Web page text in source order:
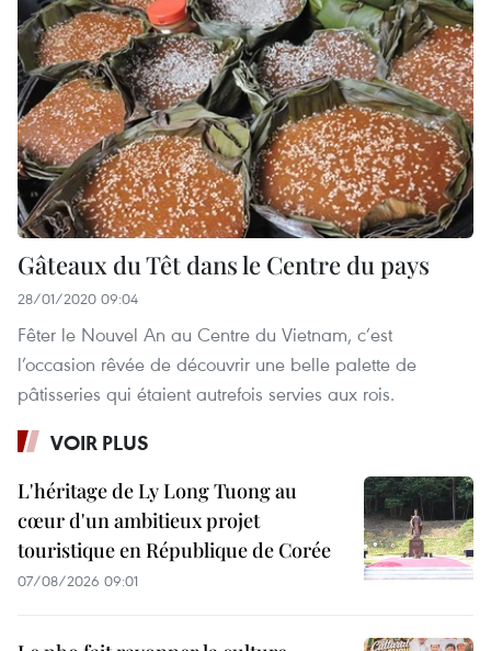
Gâteaux du Têt dans le Centre du pays
28/01/2020 09:04
Fêter le Nouvel An au Centre du Vietnam, c’est
l’occasion rêvée de découvrir une belle palette de
pâtisseries qui étaient autrefois servies aux rois.
VOIR PLUS
L'héritage de Ly Long Tuong au
cœur d'un ambitieux projet
touristique en République de Corée
07/08/2026 09:01